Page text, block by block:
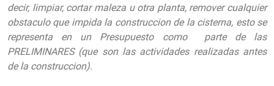
decir, limpiar, cortar maleza u otra planta, remover cualquier
obstaculo que impida la construccion de la cisterna, esto se
representa en un Presupuesto como parte de las
PRELIMINARES (que son las actividades realizadas antes
de la construccion).